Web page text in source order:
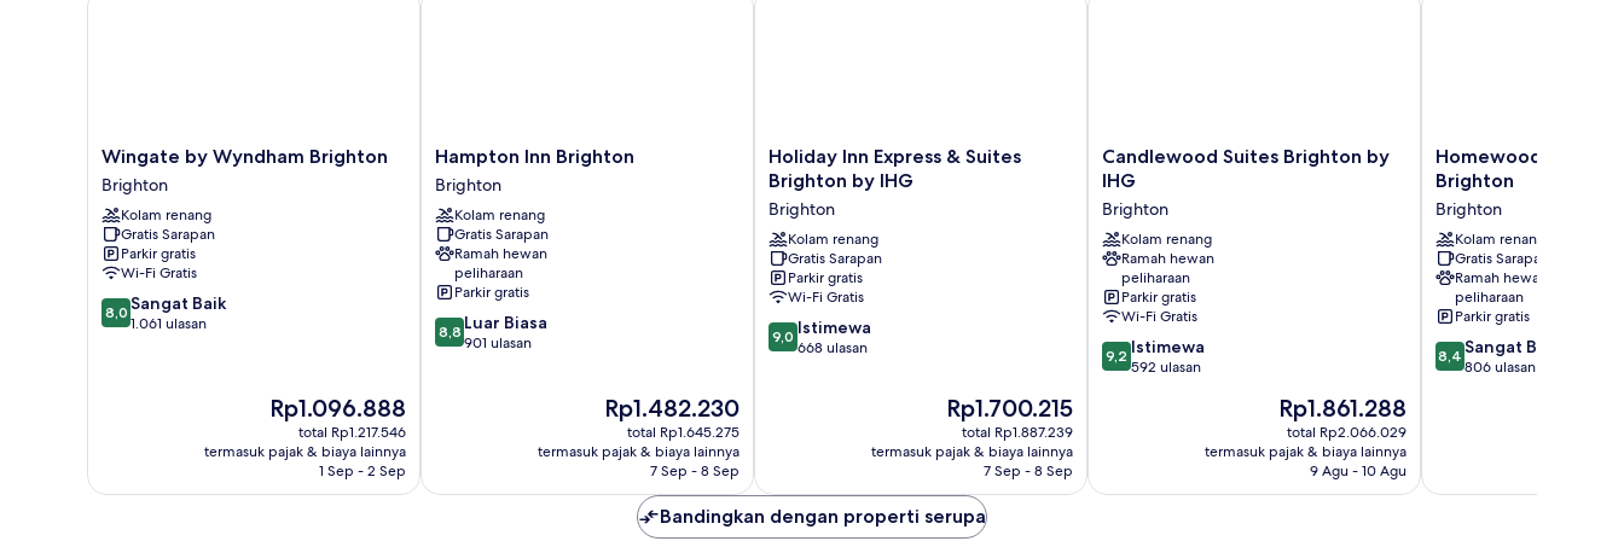
Wingate
by
Wyndham
Brighton
Brighton
Wingate by Wyndham Brighton
Brighton
Kolam renang
Gratis Sarapan
Parkir gratis
Wi-Fi Gratis
8.0
dari
8,0 Sangat Baik
1.061 ulasan
Harga
sekarang
Rp1.096.888
Rp1.096.888
total Rp1.217.546
termasuk pajak & biaya lainnya
1 Sep - 2 Sep
Hampton
Inn
Brighton
Brighton
Hampton Inn Brighton
Brighton
Kolam renang
Gratis Sarapan
Ramah hewan
peliharaan
Parkir gratis
8.8
dari
8,8 Luar Biasa
901 ulasan
Harga
sekarang
Rp1.482.230
Rp1.482.230
total Rp1.645.275
termasuk pajak & biaya lainnya
7 Sep - 8 Sep
Holiday
Inn
Express
&
Suites
Brighton
by
IHG
Brighton
Holiday Inn Express & Suites
Brighton by IHG
Brighton
Kolam renang
Gratis Sarapan
Parkir gratis
Wi-Fi Gratis
9.0
dari
9,0 Istimewa
668 ulasan
Harga
sekarang
Rp1.700.215
Rp1.700.215
total Rp1.887.239
termasuk pajak & biaya lainnya
7 Sep - 8 Sep
Candlewood
Suites
by
IHG
Brighton
Candlewood Suites Brighton by
IHG
Brighton
Kolam renang
Ramah hewan
peliharaan
Parkir gratis
Wi-Fi Gratis
9.2
dari
9,2 Istimewa
592 ulasan
Harga
sekarang
Rp1.861.288
Rp1.861.288
total Rp2.066.029
termasuk pajak & biaya lainnya
9 Agu - 10 Agu
Homewood
Suites
Hilton
Brighton
Brighton
Homewood Suites
Brighton
Brighton
Kolam renang
Gratis Sarapan
Ramah hewan
peliharaan
Parkir gratis
8.4
dari
8,4 Sangat Baik
806 ulasan
Bandingkan dengan properti serupa